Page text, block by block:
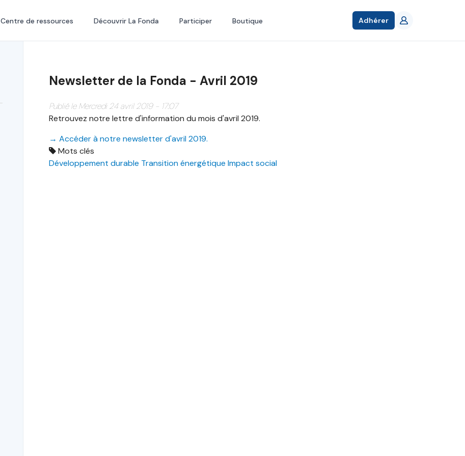
Centre de ressources Découvrir La Fonda Participer Boutique Adhérer
Newsletter de la Fonda - Avril 2019
Publié le Mercredi 24 avril 2019 - 17:07
Retrouvez notre lettre d'information du mois d'avril 2019.
→ Accéder à notre newsletter d'avril 2019.
Mots clés
Développement durable Transition énergétique Impact social